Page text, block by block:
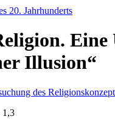
20. Jahrhunderts
Illusion“
1,3